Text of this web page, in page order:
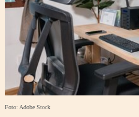
Foto: Adobe Stock